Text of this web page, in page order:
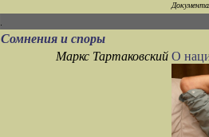
Сомнения и споры
Маркс Тартаковский О